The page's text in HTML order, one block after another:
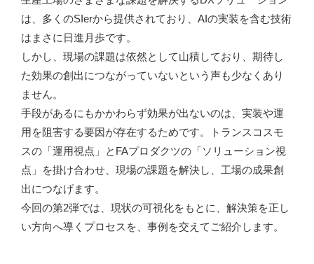
は、多くのSIerから提供されており、AIの実装を含む技術
はまさに日進月歩です。
しかし、現場の課題は依然として山積しており、期待し
た効果の創出につながっていないという声も少なくあり
ません。
手段があるにもかかわらず効果が出ないのは、実装や運
用を阻害する要因が存在するためです。トランスコスモ
スの「運用視点」とFAプロダクツの「ソリューション視
点」を掛け合わせ、現場の課題を解決し、工場の成果創
出につなげます。
今回の第2弾では、現状の可視化をもとに、解決策を正し
い方向へ導くプロセスを、事例を交えてご紹介します。